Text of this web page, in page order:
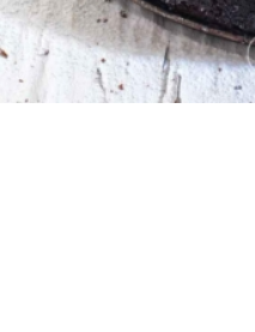
14 10 λεπτά 50 λεπτά